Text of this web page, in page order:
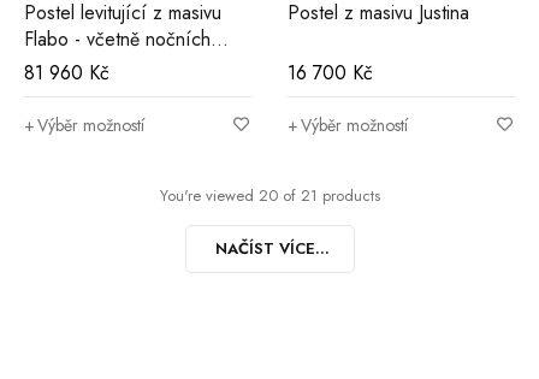
Postel levitující z masivu
Flabo - včetně nočních
stolků
81 960 Kč
Výběr možností
Postel z masivu Justina
16 700 Kč
Výběr možností
You're viewed 20 of 21 products
NAČÍST VÍCE...